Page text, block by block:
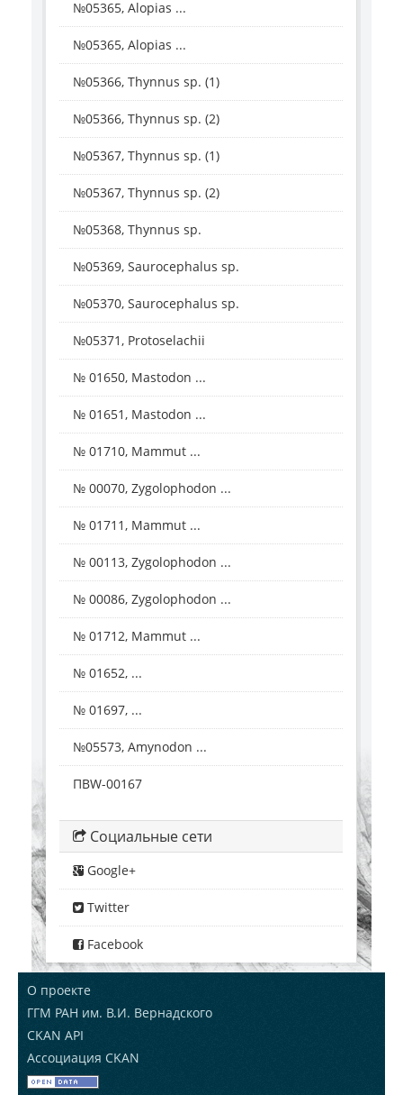
№05365, Alopias ...
№05365, Alopias ...
№05366, Thynnus sp. (1)
№05366, Thynnus sp. (2)
№05367, Thynnus sp. (1)
№05367, Thynnus sp. (2)
№05368, Thynnus sp.
№05369, Saurocephalus sp.
№05370, Saurocephalus sp.
№05371, Protoselachii
№ 01650, Mastodon ...
№ 01651, Mastodon ...
№ 01710, Mammut ...
№ 00070, Zygolophodon ...
№ 01711, Mammut ...
№ 00113, Zygolophodon ...
№ 00086, Zygolophodon ...
№ 01712, Mammut ...
№ 01652, ...
№ 01697, ...
№05573, Amynodon ...
ПВW-00167
Социальные сети
Google+
Twitter
Facebook
О проекте
ГГМ РАН им. В.И. Вернадского
CKAN API
Ассоциация CKAN